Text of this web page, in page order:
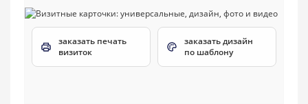
заказать печать
визиток
заказать дизайн
по шаблону